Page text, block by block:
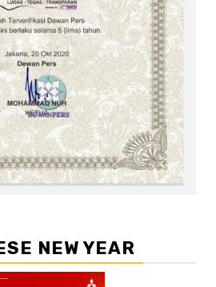
NEW YEAR